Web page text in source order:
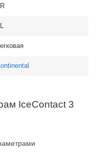
IceContact 3